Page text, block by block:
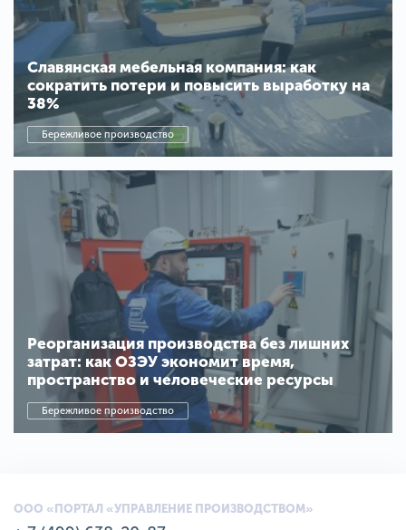
Славянская мебельная компания: как
сократить потери и повысить выработку на
38%
Бережливое производство
Реорганизация производства без лишних
затрат: как ОЗЭУ экономит время,
пространство и человеческие ресурсы
Бережливое производство
ООО «ПОРТАЛ «УПРАВЛЕНИЕ ПРОИЗВОДСТВОМ»